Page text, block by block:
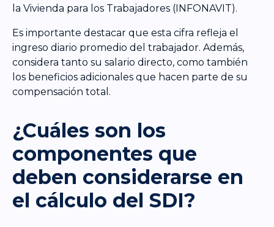
la Vivienda para los Trabajadores (INFONAVIT).
Es importante destacar que esta cifra refleja el
ingreso diario promedio del trabajador. Además,
considera tanto su salario directo, como también
los beneficios adicionales que hacen parte de su
compensación total.
¿Cuáles son los
componentes que
deben considerarse en
el cálculo del SDI?